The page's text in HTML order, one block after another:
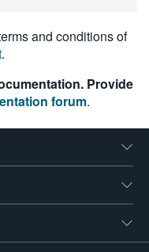
and conditions of
.
Provide
forum.